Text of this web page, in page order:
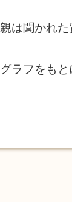
親は聞かれた
グラフをもと